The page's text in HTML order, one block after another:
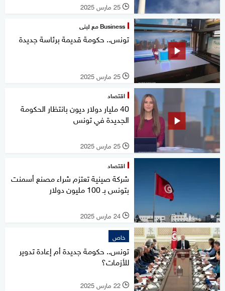
l 25 مارس 2025
Business مع لبنى
تونس.. حكومة قديمة برئاسة جديدة
l 25 مارس 2025
اقتصاد
40 مليار دولار ديون بانتظار الحكومة
الجديدة في تونس
l 25 مارس 2025
اقتصاد
شركة صينية تعتزم شراء مصنع أسمنت
بتونس بـ 100 مليون دولار
l 24 مارس 2025
خاص
تونس.. حكومة جديدة أم إعادة تدوير
للأزمات؟
l 22 مارس 2025